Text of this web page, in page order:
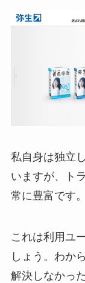
私自身は独立
いますが、ト
常に豊富です。
これは利用ユ
しょう。わか
解決しなかっ